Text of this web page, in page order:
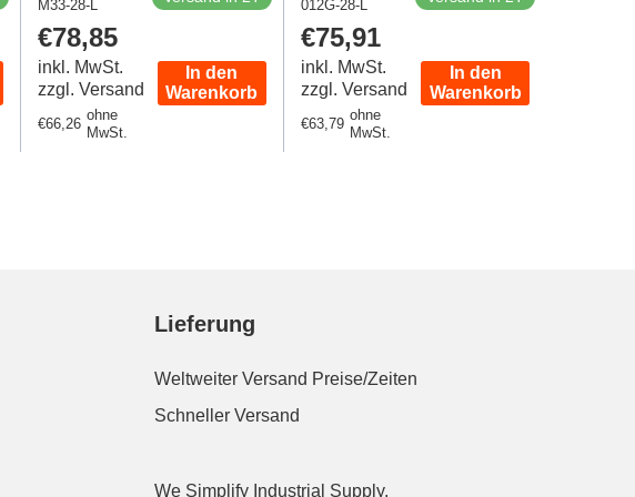
Edelstahl 160 Bar DIN
M33-28-L
Regulärer
Preis
€78,85
inkl. MwSt.
zzgl. Versand
Regulärer
€66,26
ohne
MwSt.
In den
Warenkorb
Edelstahl mit FKM-
Dichtung 160 bar DIN
2353
012G-28-L
Regulärer
Preis
€75,91
inkl. MwSt.
zzgl. Versand
Regulärer
€63,79
ohne
MwSt.
In den
Warenkorb
Lieferung
Weltweiter Versand Preise/Zeiten
Schneller Versand
We Simplify Industrial Supply.